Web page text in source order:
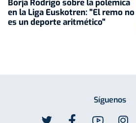
Borja Rodrigo sobre la polémica
en la Liga Euskotren: "El remo no
es un deporte aritmético"
Síguenos